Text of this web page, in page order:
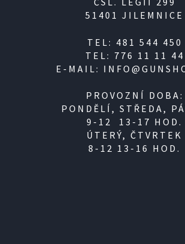
51401 JILEMNICE
TEL: 481 544 450
TEL: 776 11 11 44
E-MAIL:
PROVOZNÍ DOBA:
PONDĚLÍ, STŘEDA,
9-12 13-17 HOD.
ÚTERÝ, ČTVRTEK
8-12 13-16 HOD.